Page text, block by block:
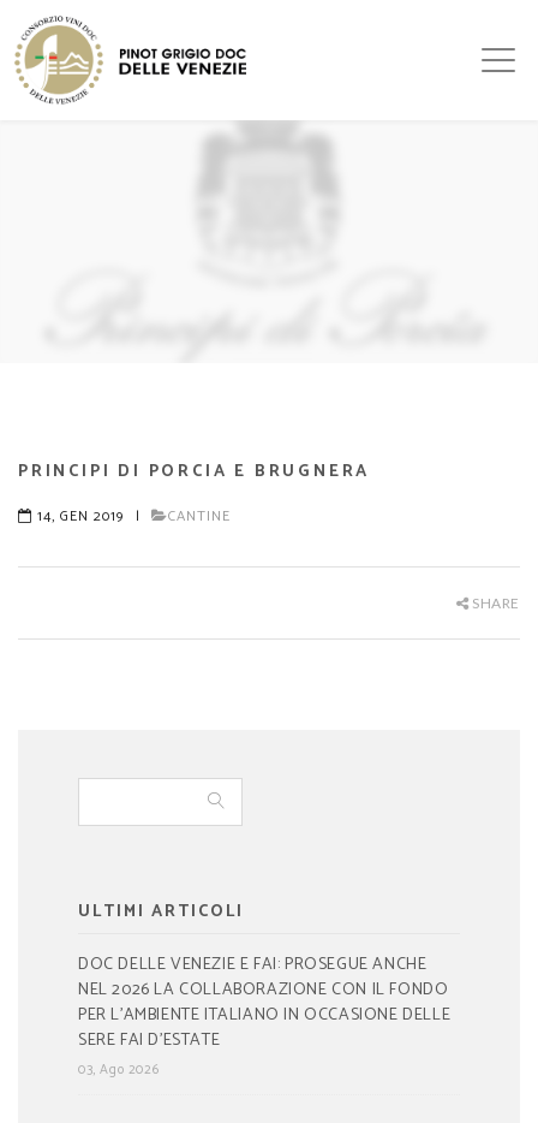
PRINCIPI DI PORCIA E BRUGNERA
14, GEN 2019 | CANTINE
SHARE
ULTIMI ARTICOLI
DOC DELLE VENEZIE E FAI: PROSEGUE ANCHE
NEL 2026 LA COLLABORAZIONE CON IL FONDO
PER L’AMBIENTE ITALIANO IN OCCASIONE DELLE
SERE FAI D’ESTATE
03, Ago 2026